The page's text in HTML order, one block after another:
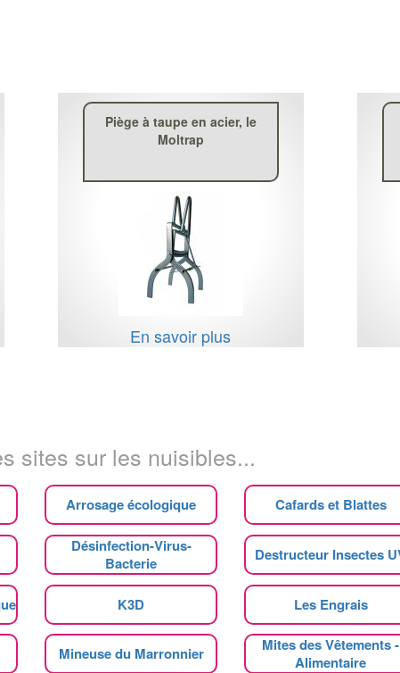
Piège à taupe en acier, le
Moltrap
En savoir plus
sites sur les nuisibles...
Arrosage écologique Cafards et Blattes
Désinfection-Virus-
Bacterie
Destructeur Insectes
K3D Les Engrais
Mineuse du Marronnier
Mites des Vêtements -
Alimentaire